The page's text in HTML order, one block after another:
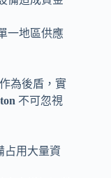
一地區供應
作為後盾，實
不可忽視
占用大量資